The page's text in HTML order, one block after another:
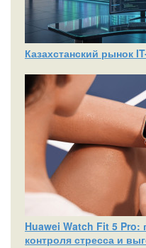
Казахстанский рынок
Huawei Watch Fit 5
контроля стресса и